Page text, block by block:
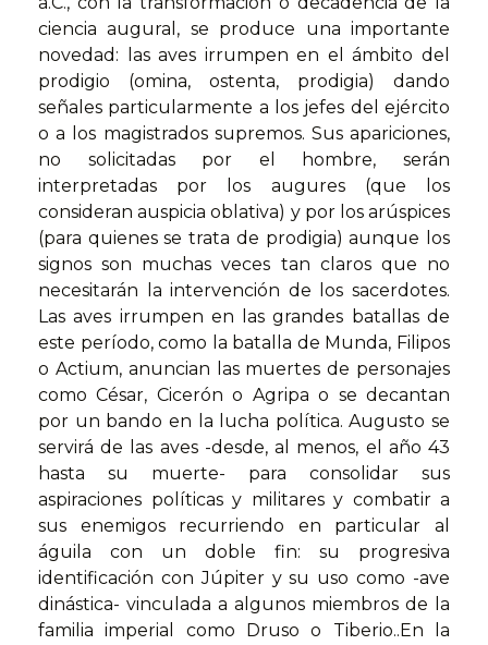
ciencia augural, se produce una importante
novedad: las aves irrumpen en el ámbito del
prodigio (omina, ostenta, prodigia) dando
señales particularmente a los jefes del ejército
o a los magistrados supremos. Sus apariciones,
no solicitadas por el hombre, serán
interpretadas por los augures (que los
consideran auspicia oblativa) y por los arúspices
(para quienes se trata de prodigia) aunque los
signos son muchas veces tan claros que no
necesitarán la intervención de los sacerdotes.
Las aves irrumpen en las grandes batallas de
este período, como la batalla de Munda, Filipos
o Actium, anuncian las muertes de personajes
como César, Cicerón o Agripa o se decantan
por un bando en la lucha política. Augusto se
servirá de las aves -desde, al menos, el año 43
hasta su muerte- para consolidar sus
aspiraciones políticas y militares y combatir a
sus enemigos recurriendo en particular al
águila con un doble fin: su progresiva
identificación con Júpiter y su uso como -ave
dinástica- vinculada a algunos miembros de la
familia imperial como Druso o Tiberio..En la